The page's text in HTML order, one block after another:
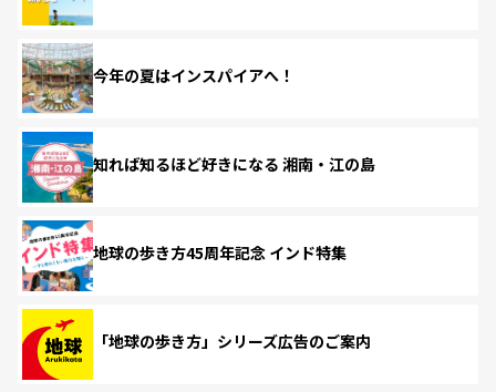
今年の夏はインスパイアへ！
知れば知るほど好きになる 湘南・江の島
地球の歩き方45周年記念 インド特集
「地球の歩き方」シリーズ広告のご案内